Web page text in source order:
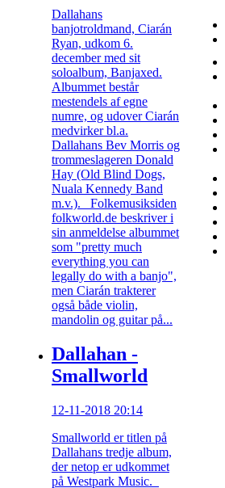
Dallahans
banjotroldmand, Ciarán
Ryan, udkom 6.
december med sit
soloalbum, Banjaxed.
Albummet består
mestendels af egne
numre, og udover Ciarán
medvirker bl.a.
Dallahans Bev Morris og
trommeslageren Donald
Hay (Old Blind Dogs,
Nuala Kennedy Band
m.v.). Folkemusiksiden
folkworld.de beskriver i
sin anmeldelse albummet
som "pretty much
everything you can
legally do with a banjo",
men Ciarán trakterer
også både violin,
mandolin og guitar på...
Dallahan -
Smallworld
12-11-2018 20:14
Smallworld er titlen på
Dallahans tredje album,
der netop er udkommet
på Westpark Music.